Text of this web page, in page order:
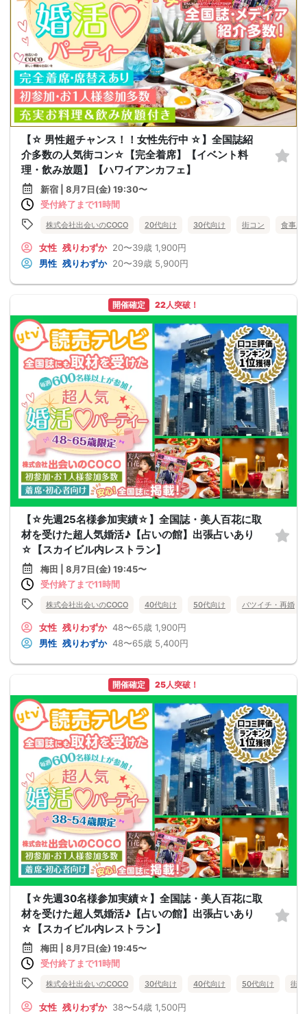
【☆ 男性超チャンス！！女性先行中 ☆】全国誌紹
介多数の人気街コン☆【完全着席】【イベント料
理・飲み放題】【ハワイアンカフェ】
新宿 | 8月7日(金) 19:30〜
受付終了まで11時間
株式会社出会いのCOCO 20代向け 30代向け 街コン 食事あ
女性 残りわずか 20〜39歳 1,900円
男性 残りわずか 20〜39歳 5,900円
開催確定 22人突破！
【☆先週25名様参加実績☆】全国誌・美人百花に取
材を受けた超人気婚活♪【占いの館】出張占いあり
☆【スカイビル内レストラン】
梅田 | 8月7日(金) 19:45〜
受付終了まで11時間
株式会社出会いのCOCO 40代向け 50代向け バツイチ・再婚
女性 残りわずか 48〜65歳 1,900円
男性 残りわずか 48〜65歳 5,400円
開催確定 25人突破！
【☆先週30名様参加実績☆】全国誌・美人百花に取
材を受けた超人気婚活♪【占いの館】出張占いあり
☆【スカイビル内レストラン】
梅田 | 8月7日(金) 19:45〜
受付終了まで11時間
株式会社出会いのCOCO 30代向け 40代向け 50代向け 街
女性 残りわずか 38〜54歳 1,500円